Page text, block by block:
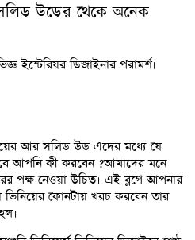
সলিড উডের থেকে অনেক
ইন্টেরিয়র ডিজাইনার পরামর্শ।
আর সলিড উড এদের মধ্যে যে
আপনি কী করবেন ?আমাদের মনে
পক্ষ নেওয়া উচিত। এই ব্লগে আপনার
কোনটায় খরচ করবেন তার